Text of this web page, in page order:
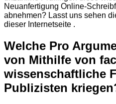
Neuanfertigung Online-
abnehmen? Lasst uns sehen
dieser Internetseite .
Welche Pro
von Mithilfe von
wissenschaftliche
Publizisten